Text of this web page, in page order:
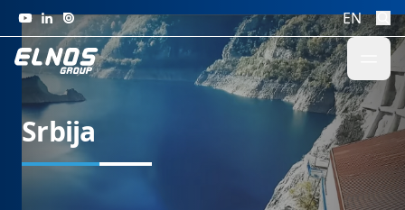
Skip to content EN
Srbija